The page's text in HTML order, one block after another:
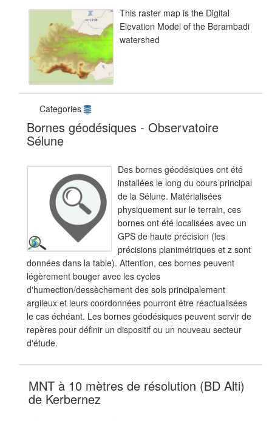
This raster map is the Digital
Elevation Model of the Berambadi
watershed
Categories
Bornes géodésiques - Observatoire
Sélune
Des bornes géodésiques ont été
installées le long du cours principal
de la Sélune. Matérialisées
physiquement sur le terrain, ces
bornes ont été localisées avec un
GPS de haute précision (les
précisions planimétriques et z sont
données dans la table). Attention, ces bornes peuvent
légèrement bouger avec les cycles
d'humection/dessèchement des sols principalement
argileux et leurs coordonnées pourront être réactualisées
le cas échéant. Les bornes géodésiques peuvent servir de
repères pour définir un dispositif ou un nouveau secteur
d'étude.
MNT à 10 mètres de résolution (BD Alti)
de Kerbernez